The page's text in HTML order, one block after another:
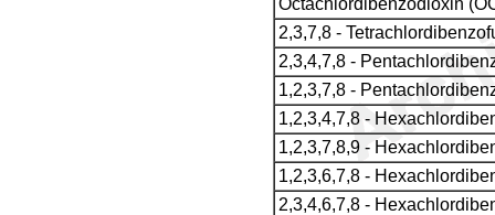
Octachlordibenzodioxin
2,3,7,8 -
2,3,4,7,8 -
1,2,3,7,8 -
1,2,3,4,7,8 -
1,2,3,7,8,9 -
1,2,3,6,7,8 -
2,3,4,6,7,8 -